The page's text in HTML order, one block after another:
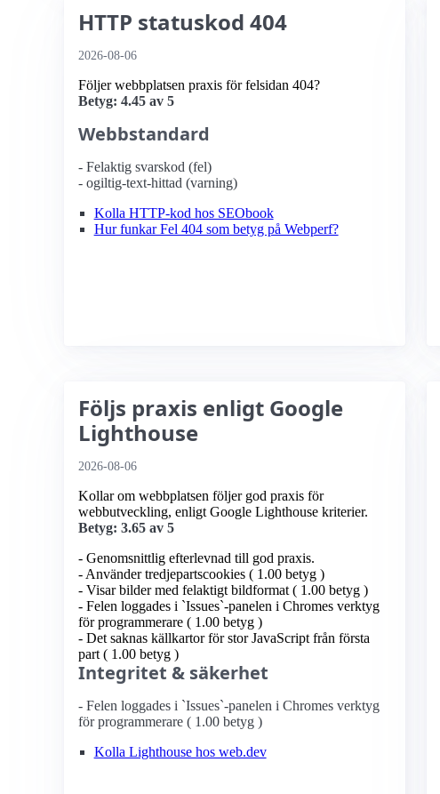
HTTP statuskod 404
2026-08-06
Följer webbplatsen praxis för felsidan 404?
Betyg: 4.45 av 5
Webbstandard
- Felaktig svarskod (fel)
- ogiltig-text-hittad (varning)
Kolla HTTP-kod hos SEObook
Hur funkar Fel 404 som betyg på Webperf?
Följs praxis enligt Google
Lighthouse
2026-08-06
Kollar om webbplatsen följer god praxis för
webbutveckling, enligt Google Lighthouse kriterier.
Betyg: 3.65 av 5
- Genomsnittlig efterlevnad till god praxis.
- Använder tredjepartscookies ( 1.00 betyg )
- Visar bilder med felaktigt bildformat ( 1.00 betyg )
- Felen loggades i `Issues`-panelen i Chromes verktyg
för programmerare ( 1.00 betyg )
- Det saknas källkartor för stor JavaScript från första
part ( 1.00 betyg )
Integritet & säkerhet
- Felen loggades i `Issues`-panelen i Chromes verktyg
för programmerare ( 1.00 betyg )
Kolla Lighthouse hos web.dev